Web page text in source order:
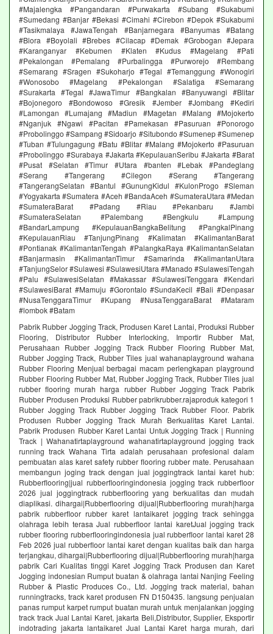
#Majalengka #Pangandaran #Purwakarta #Subang #Sukabumi
#Sumedang #Banjar #Bekasi #Cimahi #Cirebon #Depok #Sukabumi
#Tasikmalaya #JawaTengah #Banjarnegara #Banyumas #Batang
#Blora #Boyolali #Brebes #Cilacap #Demak #Grobogan #Jepara
#Karanganyar #Kebumen #Klaten #Kudus #Magelang #Pati
#Pekalongan #Pemalang #Purbalingga #Purworejo #Rembang
#Semarang #Sragen #Sukoharjo #Tegal #Temanggung #Wonogiri
#Wonosobo #Magelang #Pekalongan #Salatiga #Semarang
#Surakarta #Tegal #JawaTimur #Bangkalan #Banyuwangi #Blitar
#Bojonegoro #Bondowoso #Gresik #Jember #Jombang #Kediri
#Lamongan #Lumajang #Madiun #Magetan #Malang #Mojokerto
#Nganjuk #Ngawi #Pacitan #Pamekasan #Pasuruan #Ponorogo
#Probolinggo #Sampang #Sidoarjo #Situbondo #Sumenep #Sumenep
#Tuban #Tulungagung #Batu #Blitar #Malang #Mojokerto #Pasuruan
#Probolinggo #Surabaya #Jakarta #KepulauanSeribu #Jakarta #Barat
#Pusat #Selatan #Timur #Utara #banten #Lebak #Pandeglang
#Serang #Tangerang #Cilegon #Serang #Tangerang
#TangerangSelatan #Bantul #GunungKidul #KulonProgo #Sleman
#Yogyakarta #Sumatera #Aceh #BandaAceh #SumateraUtara #Medan
#SumateraBarat #Padang #Riau #Pekanbaru #Jambi
#SumateraSelatan #Palembang #Bengkulu #Lampung
#BandarLampung #KepulauanBangkaBelitung #PangkalPinang
#KepulauanRiau #TanjungPinang #Kalimatan #KalimantanBarat
#Pontianak #KalimantanTengah #PalangkaRaya #KalimantanSelatan
#Banjarmasin #KalimantanTimur #Samarinda #KalimantanUtara
#TanjungSelor #Sulawesi #SulawesiUtara #Manado #SulawesiTengah
#Palu #SulawesiSelatan #Makassar #SulawesiTenggara #Kendari
#SulawesiBarat #Mamuju #Gorontalo #SundaKecil #Bali #Denpasar
#NusaTenggaraTimur #Kupang #NusaTenggaraBarat #Mataram
#lombok #Batam
Pabrik Rubber Jogging Track, Produsen Karet Lantai, Produksi Rubber
Flooring, Distributor Rubber Interlocking, Importir Rubber Mat,
Perusahaan Rubber Jogging Track Rubber Flooring Rubber Mat,
Rubber Jogging Track, Rubber Tiles jual wahanaplayground wahana
Rubber Flooring Menjual berbagai macam perlengkapan playground
Rubber Flooring Rubber Mat, Rubber Jogging Track, Rubber Tiles jual
rubber flooring murah harga rubber Rubber Jogging Track Pabrik
Rubber Produsen Produksi Rubber pabrikrubber.rajaproduk kategori 1
Rubber Jogging Track Rubber Jogging Track Rubber Floor. Pabrik
Produsen Rubber Jogging Track Murah Berkualitas Karet Lantai.
Pabrik Produsen Rubber Karet Lantai Untuk Jogging Track | Running
Track | Wahanatirtaplayground wahanatirtaplayground jogging track
running track Wahana Tirta adalah perusahaan profesional dalam
pembuatan alas karet safety rubber flooring rubber mate. Perusahaan
membangun joging track dengan jual joggingtrack lantai karet hub:
Rubberflooring|jual rubberflooringindonesia jogging track rubberfloor
2026 jual joggingtrack rubberflooring yang berkualitas dan mudah
diaplikasi. dihargai|Rubberflooring dijual|Rubberflooring murah|harga
pabrik rubberfloor rubber karet lantaikaret jogging track sehingga
olahraga lebih terasa Jual rubberfloor lantai karetJual jogging track
rubber flooring rubberflooringindonesia jual rubberfloor lantai karet 28
Feb 2026 jual rubberfloor lantai karet dengan kualitas baik dan harga
terjangkau, dihargai|Rubberflooring dijual|Rubberflooring murah|harga
pabrik Cari Kualitas tinggi Karet Jogging Track Produsen dan Karet
Jogging indonesian Rumput buatan & olahraga lantai Nanjing Feeling
Rubber & Plastic Produces Co., Ltd. Jogging track material, bahan
runningtracks, track karet produsen FN D150435. langsung penjualan
panas rumput karpet rumput buatan murah untuk menjalankan jogging
track track Jual Lantai Karet, jakarta Beli,Distributor, Supplier, Eksportir
indotrading jakarta lantaikaret Jual Lantai Karet harga murah, dari